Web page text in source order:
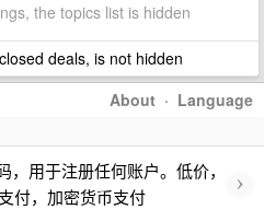
the topics list is hidden
deals, is not hidden
About · Language
用于注册任何账户。低价，
付，加密货币支付
›